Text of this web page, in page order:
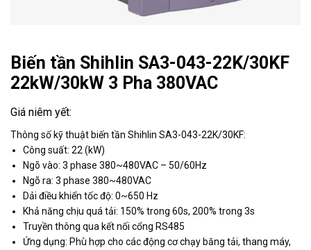
Biến tần Shihlin SA3-043-22K/30KF
22kW/30kW 3 Pha 380VAC
Thông số kỹ thuật biến tần Shihlin SA3-043-22K/30KF:
Công suất: 22 (kW)
Ngõ vào: 3 phase 380~480VAC – 50/60Hz
Ngõ ra: 3 phase 380~480VAC
Dải điều khiển tốc độ: 0~650 Hz
Khả năng chịu quá tải: 150% trong 60s, 200% trong 3s
Truyền thông qua kết nối cổng RS485
Ứng dụng: Phù hợp cho các động cơ chạy băng tải, thang máy,